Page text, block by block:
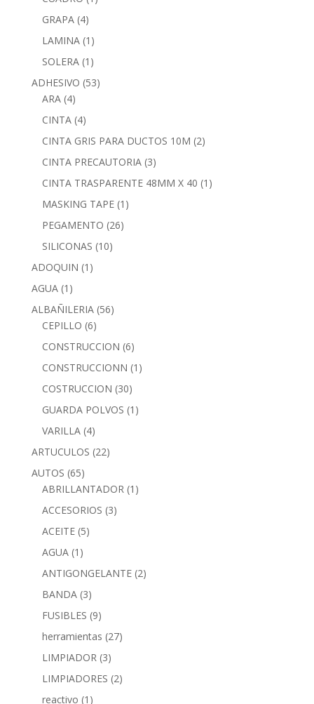
GRAPA (4)
LAMINA (1)
SOLERA (1)
ADHESIVO (53)
ARA (4)
CINTA (4)
CINTA GRIS PARA DUCTOS 10M (2)
CINTA PRECAUTORIA (3)
CINTA TRASPARENTE 48MM X 40 (1)
MASKING TAPE (1)
PEGAMENTO (26)
SILICONAS (10)
ADOQUIN (1)
AGUA (1)
ALBAÑILERIA (56)
CEPILLO (6)
CONSTRUCCION (6)
CONSTRUCCIONN (1)
COSTRUCCION (30)
GUARDA POLVOS (1)
VARILLA (4)
ARTUCULOS (22)
AUTOS (65)
ABRILLANTADOR (1)
ACCESORIOS (3)
ACEITE (5)
AGUA (1)
ANTIGONGELANTE (2)
BANDA (3)
FUSIBLES (9)
herramientas (27)
LIMPIADOR (3)
LIMPIADORES (2)
reactivo (1)